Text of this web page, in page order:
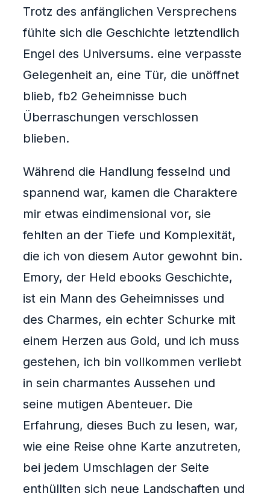
Trotz des anfänglichen Versprechens
fühlte sich die Geschichte letztendlich
Engel des Universums. eine verpasste
Gelegenheit an, eine Tür, die unöffnet
blieb, fb2 Geheimnisse buch
Überraschungen verschlossen
blieben.
Während die Handlung fesselnd und
spannend war, kamen die Charaktere
mir etwas eindimensional vor, sie
fehlten an der Tiefe und Komplexität,
die ich von diesem Autor gewohnt bin.
Emory, der Held ebooks Geschichte,
ist ein Mann des Geheimnisses und
des Charmes, ein echter Schurke mit
einem Herzen aus Gold, und ich muss
gestehen, ich bin vollkommen verliebt
in sein charmantes Aussehen und
seine mutigen Abenteuer. Die
Erfahrung, dieses Buch zu lesen, war,
wie eine Reise ohne Karte anzutreten,
bei jedem Umschlagen der Seite
enthüllten sich neue Landschaften und